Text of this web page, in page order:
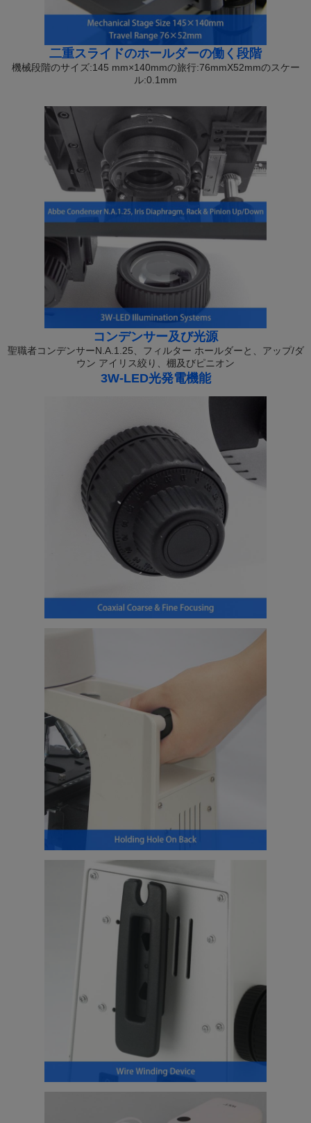
二重スライドのホールダーの働く段階
機械段階のサイズ:145 mm×140mmの旅行:76mmX52mmのスケー
ル:0.1mm
コンデンサー及び光源
聖職者コンデンサーN.A.1.25、フィルター ホールダーと、アップ/ダ
ウン アイリス絞り、棚及びピニオン
3W-LED光発電機能